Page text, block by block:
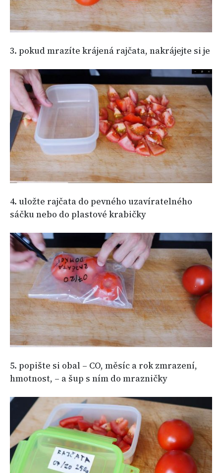
3. pokud mrazíte krájená rajčata, nakrájejte si je
4. uložte rajčata do pevného uzavíratelného
sáčku nebo do plastové krabičky
5. popište si obal – CO, měsíc a rok zmrazení,
hmotnost, – a šup s ním do mrazničky